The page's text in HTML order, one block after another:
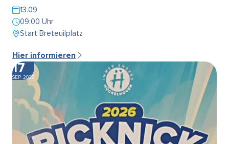
13.09
09:00 Uhr
Start Breteuilplatz
Hier informieren
17
SEP. 2026